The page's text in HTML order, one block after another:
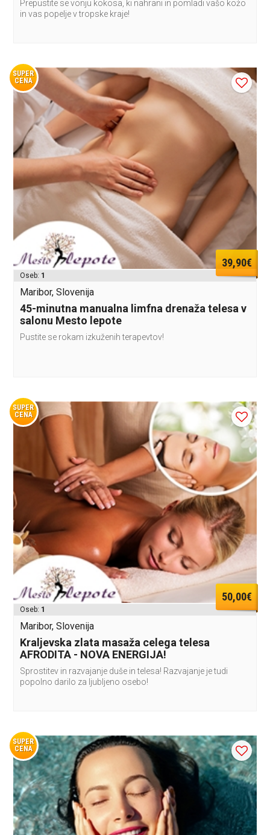
Prepustite se vonju kokosa, ki nahrani in pomladi vašo kożo
in vas popelje v tropske kraje!
SUPER
CENA
39,90€
Oseb: 1
Maribor, Slovenija
45-minutna manualna limfna drenaža telesa v
salonu Mesto lepote
Pustite se rokam izkuženih terapevtov!
SUPER
CENA
50,00€
Oseb: 1
Maribor, Slovenija
Kraljevska zlata masaža celega telesa
AFRODITA - NOVA ENERGIJA!
Sprostitev in razvajanje duše in telesa! Razvajanje je tudi
popolno darilo za ljubljeno osebo!
SUPER
CENA